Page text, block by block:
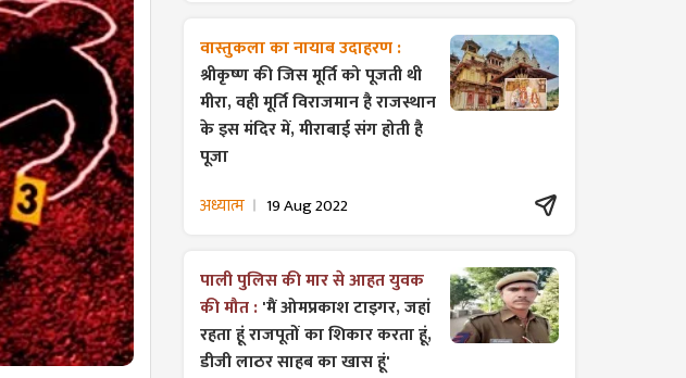
वास्तुकला का नायाब उदाहरण :
श्रीकृष्ण की जिस मूर्ति को पूजती थी
मीरा, वही मूर्ति विराजमान है राजस्थान
के इस मंदिर में, मीराबाई संग होती है
पूजा
अध्यात्म 19 Aug 2022
पाली पुलिस की मार से आहत युवक
की मौत :'मैं ओमप्रकाश टाइगर, जहां
रहता हूं राजपूतों का शिकार करता हूं,
डीजी लाठर साहब का खास हूं'